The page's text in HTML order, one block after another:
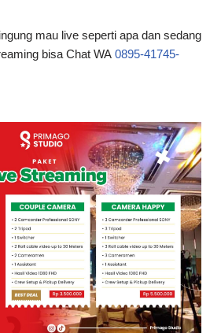
mau live seperti apa dan sedang
bisa Chat WA 0895-41745-